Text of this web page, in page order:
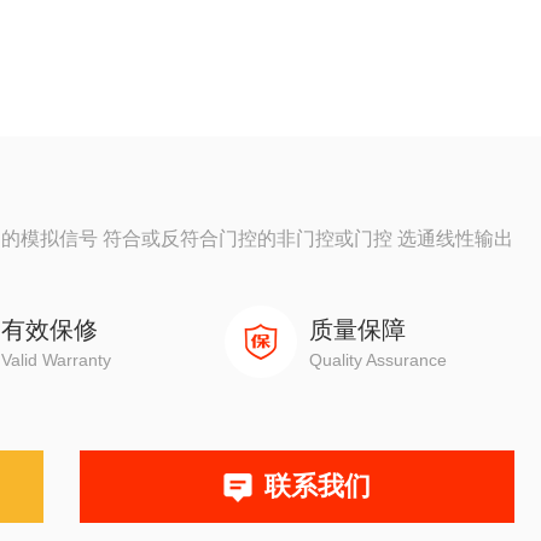
模拟信号 符合或反符合门控的非门控或门控 选通线性输出
有效保修
Valid Warranty
质量保障
Quality Assurance
联系我们